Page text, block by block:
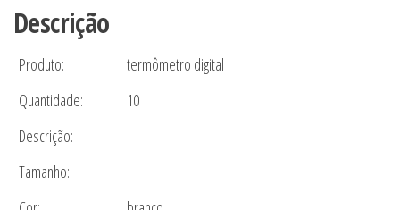
Descrição
Produto:
termômetro digital
Quantidade:
10
Descrição:
Tamanho: